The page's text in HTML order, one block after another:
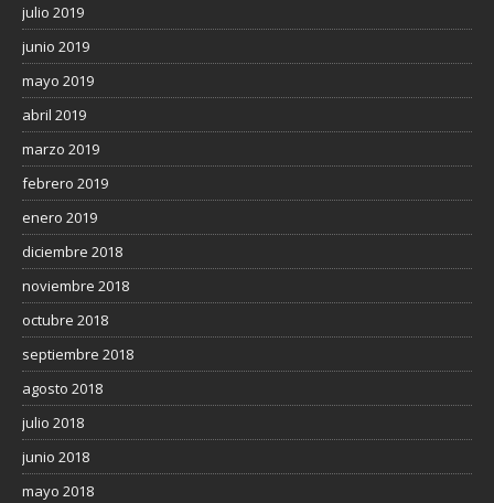
julio 2019
junio 2019
mayo 2019
abril 2019
marzo 2019
febrero 2019
enero 2019
diciembre 2018
noviembre 2018
octubre 2018
septiembre 2018
agosto 2018
julio 2018
junio 2018
mayo 2018